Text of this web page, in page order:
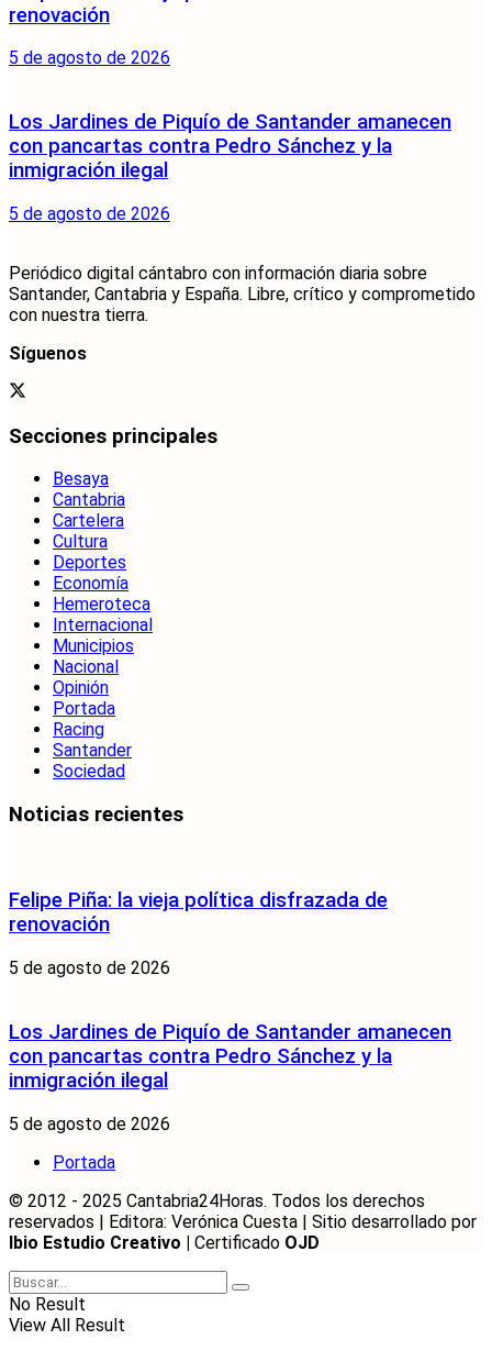
renovación
5 de agosto de 2026
Los Jardines de Piquío de Santander amanecen
con pancartas contra Pedro Sánchez y la
inmigración ilegal
5 de agosto de 2026
Periódico digital cántabro con información diaria sobre
Santander, Cantabria y España. Libre, crítico y comprometido
con nuestra tierra.
Síguenos
Secciones principales
Besaya
Cantabria
Cartelera
Cultura
Deportes
Economía
Hemeroteca
Internacional
Municipios
Nacional
Opinión
Portada
Racing
Santander
Sociedad
Noticias recientes
Felipe Piña: la vieja política disfrazada de
renovación
5 de agosto de 2026
Los Jardines de Piquío de Santander amanecen
con pancartas contra Pedro Sánchez y la
inmigración ilegal
5 de agosto de 2026
Portada
© 2012 - 2025 Cantabria24Horas. Todos los derechos
reservados | Editora: Verónica Cuesta | Sitio desarrollado por
Ibio Estudio Creativo | Certificado OJD
No Result
View All Result